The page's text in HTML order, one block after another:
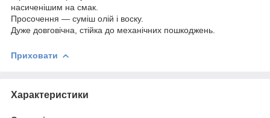
насиченішим на смак.
Просочення — суміш олій і воску.
Дуже довговічна, стійка до механічних пошкоджень.
Приховати
Характеристики